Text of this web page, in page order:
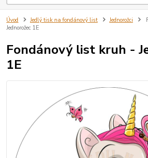
Úvod Jedlý tisk na fondánový list Jednorožci
Jednorožec 1E
Fondánový list kruh -
1E